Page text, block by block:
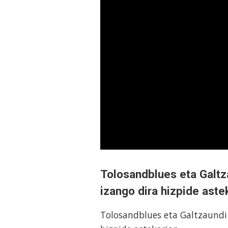
Tolosandblues eta
izango dira hizpide
Tolosandblues eta